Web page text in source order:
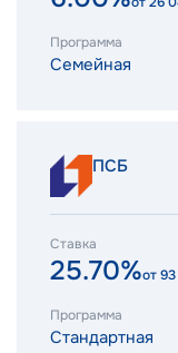
Программа
Семейная
ПСБ
Ставка
25.70%от93
Программа
Стандартная